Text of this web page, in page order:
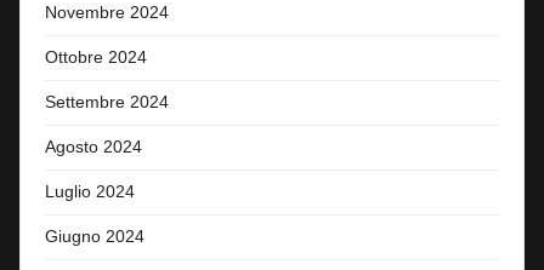
Novembre 2024
Ottobre 2024
Settembre 2024
Agosto 2024
Luglio 2024
Giugno 2024